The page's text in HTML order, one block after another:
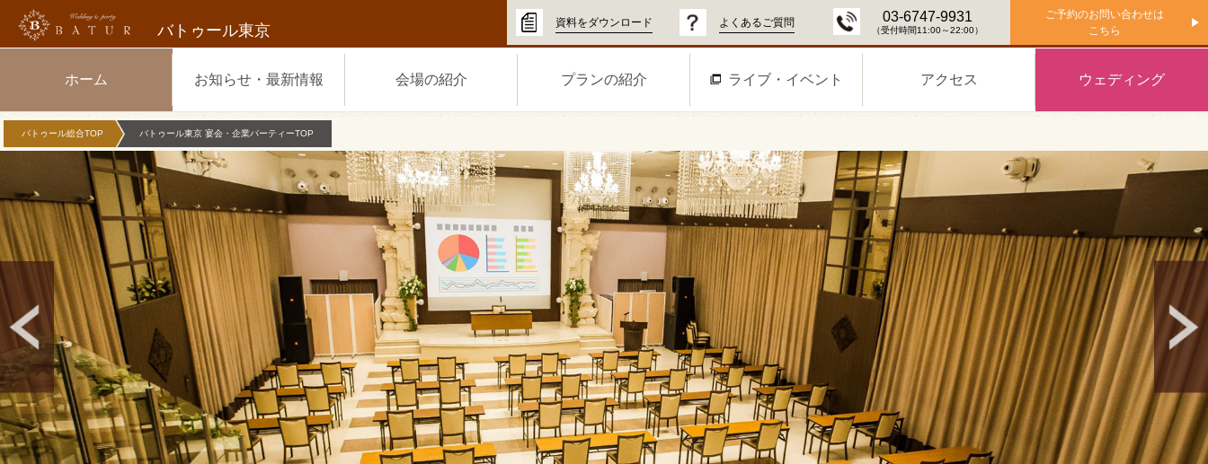
バトゥール東京 資料をダウンロード よくあるご質問 03-6747-9931
（受付時間11:00～22:00）
ご予約のお問い合わせは
こちら
ホーム お知らせ・最新情報 会場の紹介 プランの紹介 ライブ・イベント アクセス ウェディング
バトゥール総合TOP バトゥール東京 宴会・企業パーティーTOP